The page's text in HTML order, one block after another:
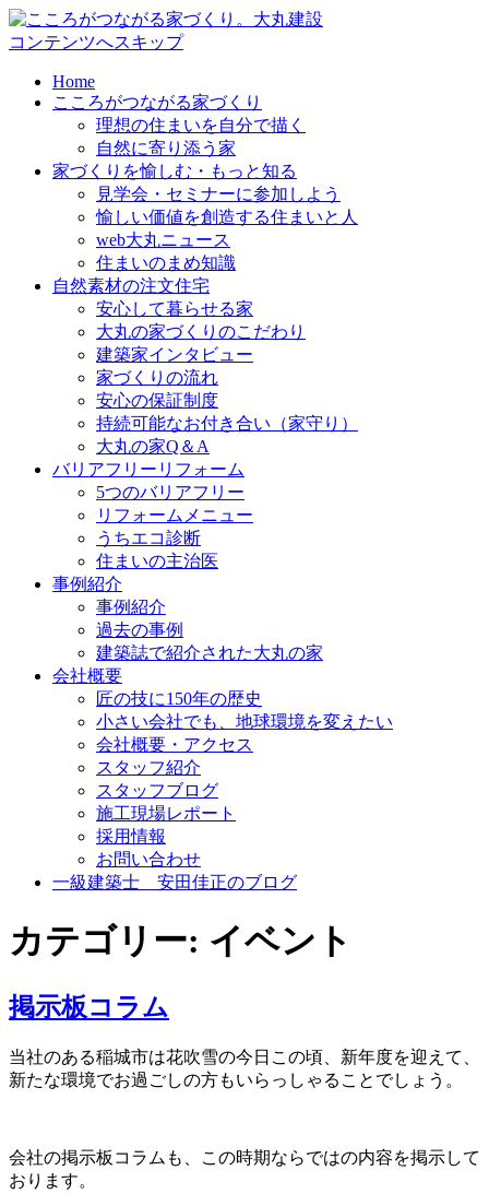
コンテンツへスキップ
Home
こころがつながる家づくり
理想の住まいを自分で描く
自然に寄り添う家
家づくりを愉しむ・もっと知る
見学会・セミナーに参加しよう
愉しい価値を創造する住まいと人
web大丸ニュース
住まいのまめ知識
自然素材の注文住宅
安心して暮らせる家
大丸の家づくりのこだわり
建築家インタビュー
家づくりの流れ
安心の保証制度
持続可能なお付き合い（家守り）
大丸の家Q＆A
バリアフリーリフォーム
5つのバリアフリー
リフォームメニュー
うちエコ診断
住まいの主治医
事例紹介
事例紹介
過去の事例
建築誌で紹介された大丸の家
会社概要
匠の技に150年の歴史
小さい会社でも、地球環境を変えたい
会社概要・アクセス
スタッフ紹介
スタッフブログ
施工現場レポート
採用情報
お問い合わせ
一級建築士 安田佳正のブログ
カテゴリー: イベント
掲示板コラム
当社のある稲城市は花吹雪の今日この頃、新年度を迎えて、
新たな環境でお過ごしの方もいらっしゃることでしょう。
会社の掲示板コラムも、この時期ならではの内容を掲示して
おります。